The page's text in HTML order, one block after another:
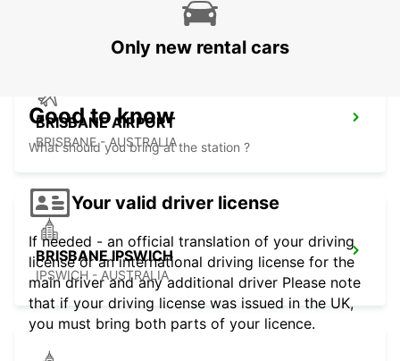
BRISBANE AIRPORT
BRISBANE - AUSTRALIA
BRISBANE IPSWICH
IPSWICH - AUSTRALIA
Only new rental cars
Good to know
What should you bring at the station ?
Your valid driver license
If needed - an official translation of your driving
license or an international driving license for the
main driver and any additional driver Please note
that if your driving license was issued in the UK,
you must bring both parts of your licence.